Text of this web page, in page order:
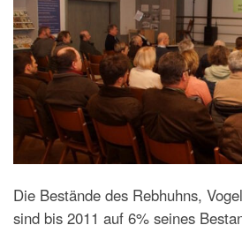
Die Bestände des Rebhuhns,
sind bis 2011 auf 6% seines